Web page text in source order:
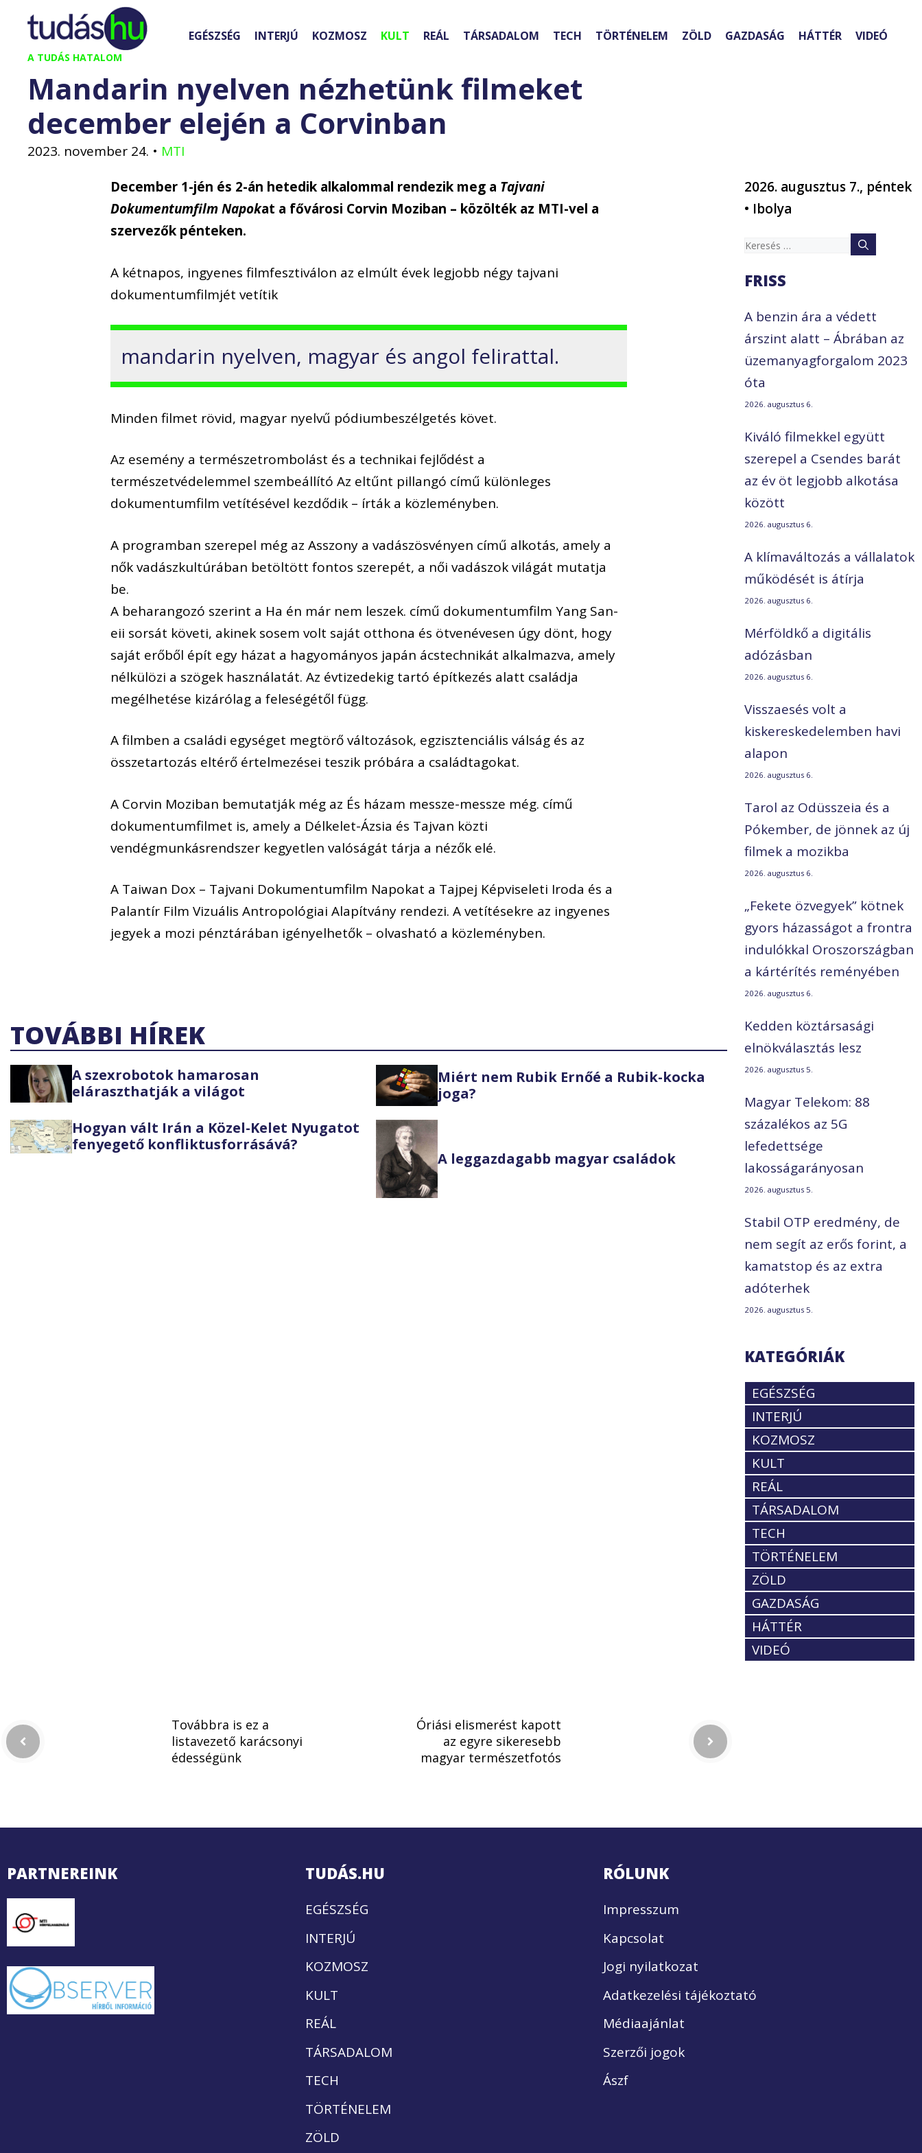
Kilépés
tartalomba
A TUDÁS HATALOM
EGÉSZSÉG INTERJÚ KOZMOSZ KULT REÁL TÁRSADALOM TECH TÖRTÉNELEM ZÖLD GAZDASÁG HÁTTÉR VIDEÓ
Mandarin nyelven nézhetünk filmeket
december elején a Corvinban
2023. november 24. • MTI
December 1-jén és 2-án hetedik alkalommal rendezik meg a Tajvani
Dokumentumfilm Napokat a fővárosi Corvin Moziban – közölték az MTI-vel a
szervezők pénteken.
A kétnapos, ingyenes filmfesztiválon az elmúlt évek legjobb négy tajvani
dokumentumfilmjét vetítik
mandarin nyelven, magyar és angol felirattal.
Minden filmet rövid, magyar nyelvű pódiumbeszélgetés követ.
Az esemény a természetrombolást és a technikai fejlődést a
természetvédelemmel szembeállító Az eltűnt pillangó című különleges
dokumentumfilm vetítésével kezdődik – írták a közleményben.
A programban szerepel még az Asszony a vadászösvényen című alkotás, amely a
nők vadászkultúrában betöltött fontos szerepét, a női vadászok világát mutatja
be.
A beharangozó szerint a Ha én már nem leszek. című dokumentumfilm Yang San-
eii sorsát követi, akinek sosem volt saját otthona és ötvenévesen úgy dönt, hogy
saját erőből épít egy házat a hagyományos japán ácstechnikát alkalmazva, amely
nélkülözi a szögek használatát. Az évtizedekig tartó építkezés alatt családja
megélhetése kizárólag a feleségétől függ.
A filmben a családi egységet megtörő változások, egzisztenciális válság és az
összetartozás eltérő értelmezései teszik próbára a családtagokat.
A Corvin Moziban bemutatják még az És házam messze-messze még. című
dokumentumfilmet is, amely a Délkelet-Ázsia és Tajvan közti
vendégmunkásrendszer kegyetlen valóságát tárja a nézők elé.
A Taiwan Dox – Tajvani Dokumentumfilm Napokat a Tajpej Képviseleti Iroda és a
Palantír Film Vizuális Antropológiai Alapítvány rendezi. A vetítésekre az ingyenes
jegyek a mozi pénztárában igényelhetők – olvasható a közleményben.
TOVÁBBI HÍREK
A szexrobotok hamarosan
eláraszthatják a világot
Miért nem Rubik Ernőé a Rubik-kocka
joga?
Hogyan vált Irán a Közel-Kelet Nyugatot
fenyegető konfliktusforrásává?
A leggazdagabb magyar családok
2026. augusztus 7., péntek
• Ibolya
Keresés:
FRISS
A benzin ára a védett
árszint alatt – Ábrában az
üzemanyagforgalom 2023
óta
2026. augusztus 6.
Kiváló filmekkel együtt
szerepel a Csendes barát
az év öt legjobb alkotása
között
2026. augusztus 6.
A klímaváltozás a vállalatok
működését is átírja
2026. augusztus 6.
Mérföldkő a digitális
adózásban
2026. augusztus 6.
Visszaesés volt a
kiskereskedelemben havi
alapon
2026. augusztus 6.
Tarol az Odüsszeia és a
Pókember, de jönnek az új
filmek a mozikba
2026. augusztus 6.
„Fekete özvegyek” kötnek
gyors házasságot a frontra
indulókkal Oroszországban
a kártérítés reményében
2026. augusztus 6.
Kedden köztársasági
elnökválasztás lesz
2026. augusztus 5.
Magyar Telekom: 88
százalékos az 5G
lefedettsége
lakosságarányosan
2026. augusztus 5.
Stabil OTP eredmény, de
nem segít az erős forint, a
kamatstop és az extra
adóterhek
2026. augusztus 5.
KATEGÓRIÁK
EGÉSZSÉG
INTERJÚ
KOZMOSZ
KULT
REÁL
TÁRSADALOM
TECH
TÖRTÉNELEM
ZÖLD
GAZDASÁG
HÁTTÉR
VIDEÓ
Továbbra is ez a
listavezető karácsonyi
édességünk
Óriási elismerést kapott
az egyre sikeresebb
magyar természetfotós
PARTNEREINK TUDÁS.HU
EGÉSZSÉG
INTERJÚ
KOZMOSZ
KULT
REÁL
TÁRSADALOM
TECH
TÖRTÉNELEM
ZÖLD
RÓLUNK
Impresszum
Kapcsolat
Jogi nyilatkozat
Adatkezelési tájékoztató
Médiaajánlat
Szerzői jogok
Ászf